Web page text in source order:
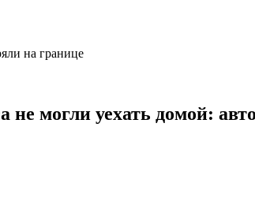
на границе
не могли уехать домой: